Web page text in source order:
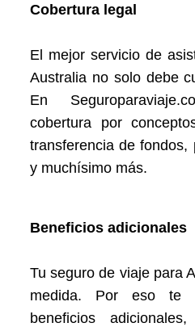
Cobertura legal
El mejor servicio de
Australia no solo debe
En
cobertura por
transferencia de fondos,
y muchísimo más.
Beneficios adicionales
Tu seguro de viaje para
medida. Por eso te
beneficios